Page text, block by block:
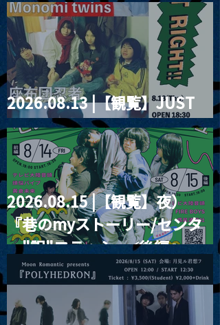
2026.08.13 |【観覧】JUST
RIGHT!! vol.26
2026.08.15 |【観覧】夜）
『巷のmyストーリー/センタ
ー"訳"フラッシュ⚡️後編』